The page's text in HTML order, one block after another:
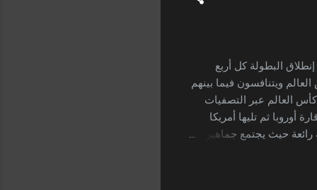
إنطلاق البطولة كاس العالم قطر 2022 : موعد إنطلاق البطولة كل أربع
32 منتخباً في بطولة كأس العالم ويتنافسون فيما بينهم
العالم عبر التصفيات
ثم تليها أمريكا
رائعة حيث يجتمع جماهير